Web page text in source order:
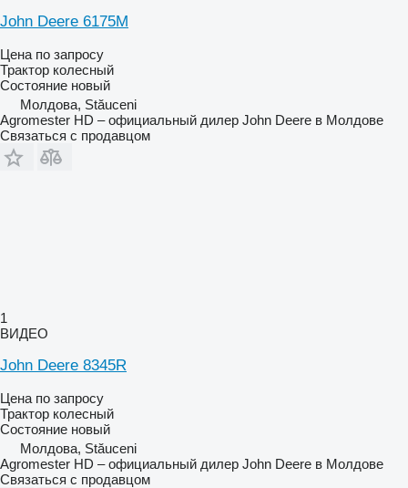
John Deere 6175M
Цена по запросу
Трактор колесный
Состояние новый
Молдова, Stăuceni
Agromester HD – официальный дилер John Deere в Молдове
Связаться с продавцом
1
ВИДЕО
John Deere 8345R
Цена по запросу
Трактор колесный
Состояние новый
Молдова, Stăuceni
Agromester HD – официальный дилер John Deere в Молдове
Связаться с продавцом